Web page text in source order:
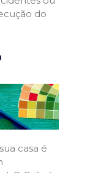
do
casa é